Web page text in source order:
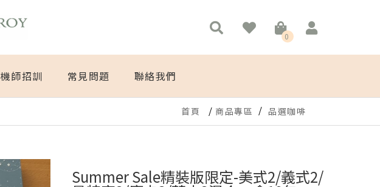
0
機師招訓 常見問題 聯絡我們
首頁 商品專區 品選咖啡
Summer Sale精裝版限定-美式2/義式2/